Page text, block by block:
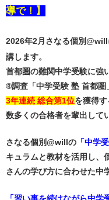
導で！】
2026年2月さなる個別
講します。
首都圏の難関中学受験に強
®調査「中学受験 塾 首都圏
3年連続 総合第1位を獲得
数多くの合格者を輩出して
さなる個別@willの 「中学
キュラムと教材を活用し、
さんの学び方に合わせた中